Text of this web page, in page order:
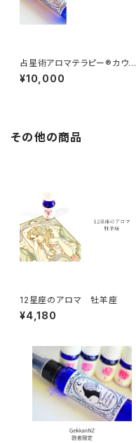
占星術アロマテラピー®︎カウン
セリングセッション
¥10,000
その他の商品
12星座のアロマ 牡羊座
¥4,180